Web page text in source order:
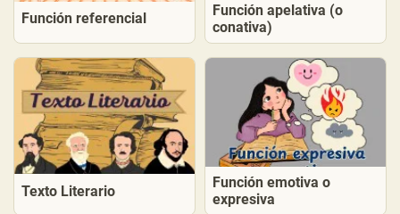
Función referencial
Función apelativa (o
conativa)
Texto Literario
Función emotiva o
expresiva